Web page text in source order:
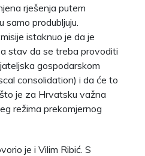
rješenja putem
samo produbljuju.
istaknuo je da je
stav da se treba provoditi
gospodarskom
consolidation) i da će to
je za Hrvatsku važna
režima prekomjernog
je i Vilim Ribić. S